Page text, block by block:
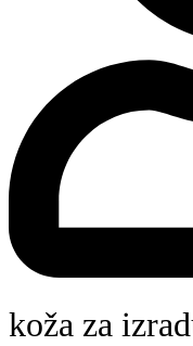
koža za